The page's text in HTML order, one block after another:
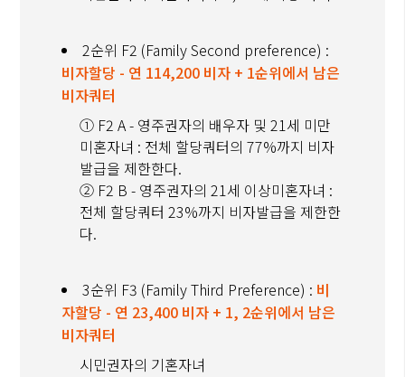
2순위 F2 (Family Second preference) :
비자할당 - 연 114,200 비자 + 1순위에서 남은
비자쿼터
① F2 A - 영주권자의 배우자 및 21세 미만
미혼자녀 : 전체 할당쿼터의 77%까지 비자
발급을 제한한다.
② F2 B - 영주권자의 21세 이상미혼자녀 :
전체 할당쿼터 23%까지 비자발급을 제한한
다.
3순위 F3 (Family Third Preference) : 비
자할당 - 연 23,400 비자 + 1, 2순위에서 남은
비자쿼터
시민권자의 기혼자녀